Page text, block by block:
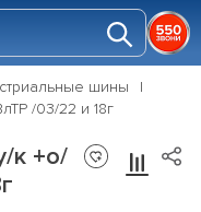
шины
/03/22 и 18г
к +о/